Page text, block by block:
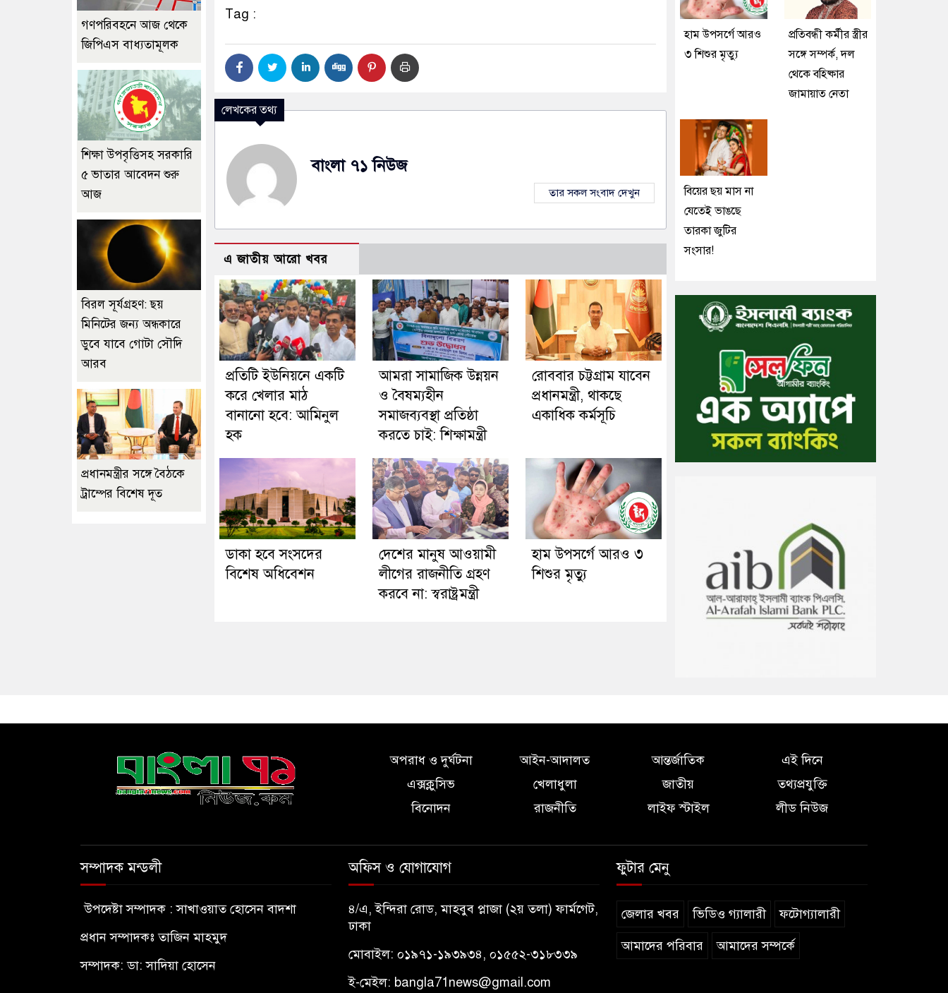
Tag :
লেখকের তথ্য
বাংলা ৭১ নিউজ
তার সকল সংবাদ দেখুন
এ জাতীয় আরো খবর
প্রতিটি ইউনিয়নে একটি
করে খেলার মাঠ
বানানো হবে: আমিনুল
হক
আমরা সামাজিক উন্নয়ন
ও বৈষম্যহীন
সমাজব্যবস্থা প্রতিষ্ঠা
করতে চাই: শিক্ষামন্ত্রী
রোববার চট্টগ্রাম যাবেন
প্রধানমন্ত্রী, থাকছে
একাধিক কর্মসূচি
ডাকা হবে সংসদের
বিশেষ অধিবেশন
দেশের মানুষ আওয়ামী
লীগের রাজনীতি গ্রহণ
করবে না: স্বরাষ্ট্রমন্ত্রী
হাম উপসর্গে আরও ৩
শিশুর মৃত্যু
গণপরিবহনে আজ থেকে
জিপিএস বাধ্যতামূলক
শিক্ষা উপবৃত্তিসহ সরকারি
৫ ভাতার আবেদন শুরু
আজ
বিরল সূর্যগ্রহণ: ছয়
মিনিটের জন্য অন্ধকারে
ডুবে যাবে গোটা সৌদি
আরব
প্রধানমন্ত্রীর সঙ্গে বৈঠকে
ট্রাম্পের বিশেষ দূত
হাম উপসর্গে আরও
৩ শিশুর মৃত্যু
প্রতিবন্ধী কর্মীর স্ত্রীর
সঙ্গে সম্পর্ক, দল
থেকে বহিষ্কার
জামায়াত নেতা
বিয়ের ছয় মাস না
যেতেই ভাঙছে
তারকা জুটির
সংসার!
অপরাধ ও দুর্ঘটনা আইন-আদালত আন্তর্জাতিক
এই দিনে
এক্সক্লুসিভ
খেলাধুলা জাতীয়
তথ্যপ্রযুক্তি
বিনোদন
রাজনীতি লাইফ স্টাইল লীড নিউজ
সম্পাদক মন্ডলী
উপদেষ্টা সম্পাদক : সাখাওয়াত হোসেন বাদশা
প্রধান সম্পাদকঃ তাজিন মাহমুদ
সম্পাদক: ডা: সাদিয়া হোসেন
অফিস ও যোগাযোগ
৪/এ, ইন্দিরা রোড, মাহবুব প্লাজা (২য় তলা) ফার্মগেট,
ঢাকা
মোবাইল: ০১৯৭১-১৯৩৯৩৪, ০১৫৫২-৩১৮৩৩৯
ই-মেইল: bangla71news@gmail.com
ফুটার মেনু
জেলার খবর ভিডিও গ্যালারী ফটোগ্যালারী
আমাদের পরিবার আমাদের সম্পর্কে